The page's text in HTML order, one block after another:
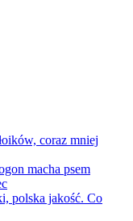
coraz mniej
macha psem
polska jakość. Co